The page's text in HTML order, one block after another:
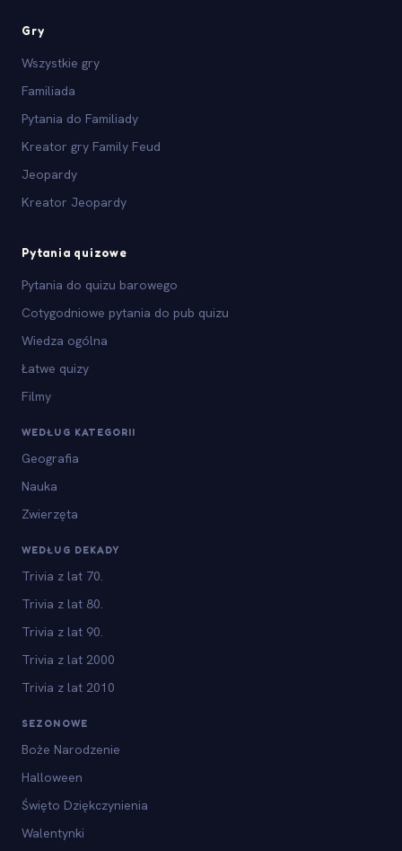
Gry
Wszystkie gry
Familiada
Pytania do Familiady
Kreator gry Family Feud
Jeopardy
Kreator Jeopardy
Pytania quizowe
Pytania do quizu barowego
Cotygodniowe pytania do pub quizu
Wiedza ogólna
Łatwe quizy
Filmy
WEDŁUG KATEGORII
Geografia
Nauka
Zwierzęta
WEDŁUG DEKADY
Trivia z lat 70.
Trivia z lat 80.
Trivia z lat 90.
Trivia z lat 2000
Trivia z lat 2010
SEZONOWE
Boże Narodzenie
Halloween
Święto Dziękczynienia
Walentynki